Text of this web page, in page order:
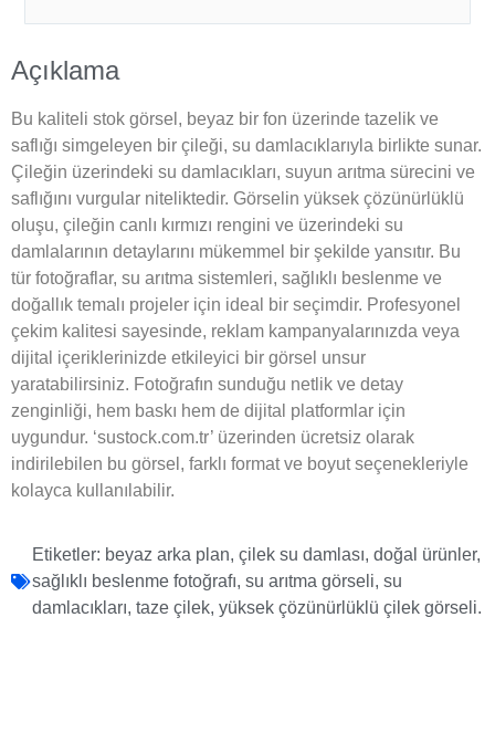
Açıklama
Bu kaliteli stok görsel, beyaz bir fon üzerinde tazelik ve
saflığı simgeleyen bir çileği, su damlacıklarıyla birlikte sunar.
Çileğin üzerindeki su damlacıkları, suyun arıtma sürecini ve
saflığını vurgular niteliktedir. Görselin yüksek çözünürlüklü
oluşu, çileğin canlı kırmızı rengini ve üzerindeki su
damlalarının detaylarını mükemmel bir şekilde yansıtır. Bu
tür fotoğraflar, su arıtma sistemleri, sağlıklı beslenme ve
doğallık temalı projeler için ideal bir seçimdir. Profesyonel
çekim kalitesi sayesinde, reklam kampanyalarınızda veya
dijital içeriklerinizde etkileyici bir görsel unsur
yaratabilirsiniz. Fotoğrafın sunduğu netlik ve detay
zenginliği, hem baskı hem de dijital platformlar için
uygundur. ‘sustock.com.tr’ üzerinden ücretsiz olarak
indirilebilen bu görsel, farklı format ve boyut seçenekleriyle
kolayca kullanılabilir.
Etiketler: beyaz arka plan, çilek su damlası, doğal ürünler,
sağlıklı beslenme fotoğrafı, su arıtma görseli, su
damlacıkları, taze çilek, yüksek çözünürlüklü çilek görseli.